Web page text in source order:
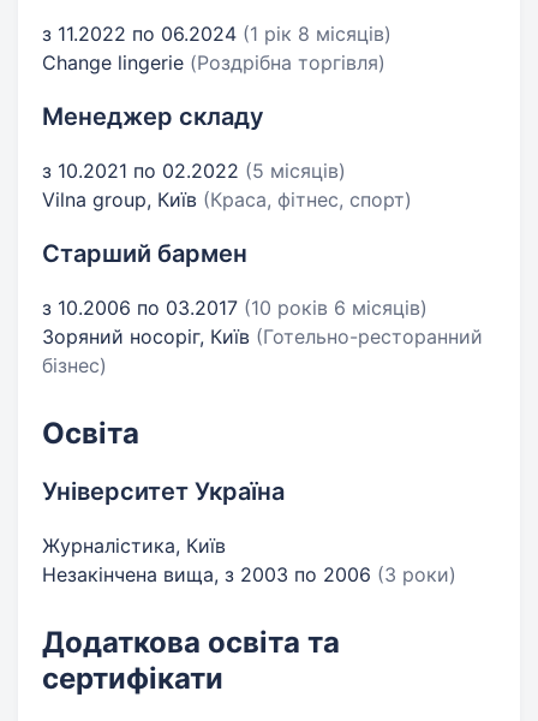
з 11.2022 по 06.2024 (1 рік 8 місяців)
Change lingerie (Роздрібна торгівля)
Менеджер складу
з 10.2021 по 02.2022 (5 місяців)
Vilna group, Київ (Краса, фітнес, спорт)
Старший бармен
з 10.2006 по 03.2017 (10 років 6 місяців)
Зоряний носоріг, Київ (Готельно-ресторанний
бізнес)
Освіта
Університет Україна
Журналістика, Київ
Незакінчена вища, з 2003 по 2006 (3 роки)
Додаткова освіта та
сертифікати